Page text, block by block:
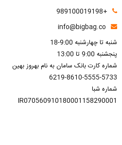
+989100019198
info@bigbag.co
شنبه تا چهارشنبه 9:00-18
پنجشنبه 9:00 تا 13:00
شماره کارت بانک سامان به نام بهروز بهین
6219-8610-5555-5733
شماره شبا
IR070560910180001158290001